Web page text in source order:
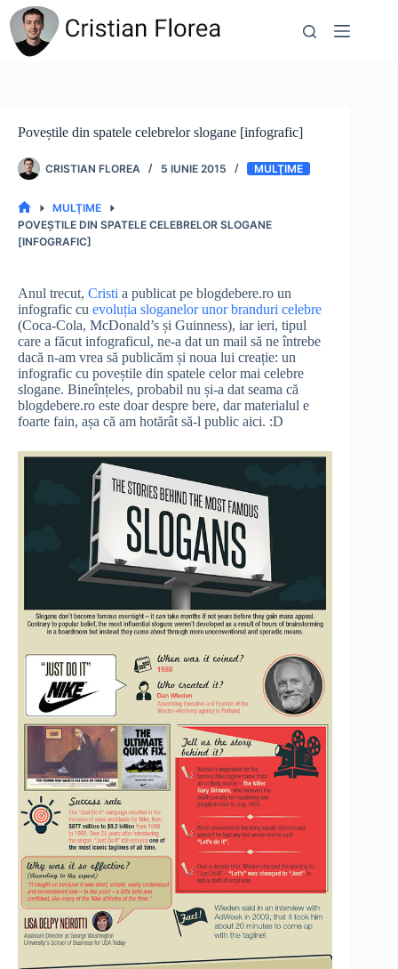
Sari
conținut
Poveștile din spatele celebrelor slogane [infografic]
CRISTIAN FLOREA 5 IUNIE 2015 MULŢIME
PRIMA
PAGINĂ
MULŢIME
POVEȘTILE DIN SPATELE CELEBRELOR SLOGANE
[INFOGRAFIC]
Anul trecut, Cristi a publicat pe blogdebere.ro un
infografic cu evoluția sloganelor unor branduri celebre
(Coca-Cola, McDonald’s și Guinness), iar ieri, tipul
care a făcut infograficul, ne-a dat un mail să ne întrebe
dacă n-am vrea să publicăm și noua lui creație: un
infografic cu poveștile din spatele celor mai celebre
slogane. Bineînțeles, probabil nu și-a dat seama că
blogdebere.ro este doar despre bere, dar materialul e
foarte fain, așa că am hotărât să-l public aici. :D